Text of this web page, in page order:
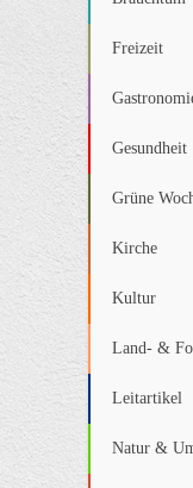
Freizeit
Gesundheit
Grüne
Kirche
Kultur
Land- &
Leitartikel
Natur &